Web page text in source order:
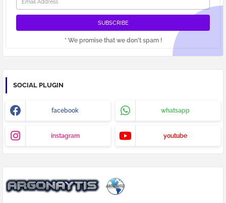
* We promise that we don't spam !
SOCIAL PLUGIN
facebook whatsapp
instagram youtube